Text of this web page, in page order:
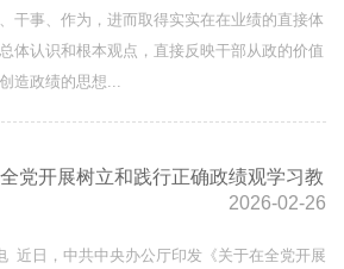
干事、作为，进而取得实实在在业绩的直接体
体认识和根本观点，直接反映干部从政的价值
造政绩的思想...
党开展树立和践行正确政绩观学习教
2026-02-26
近日，中共中央办公厅印发《关于在全党开展